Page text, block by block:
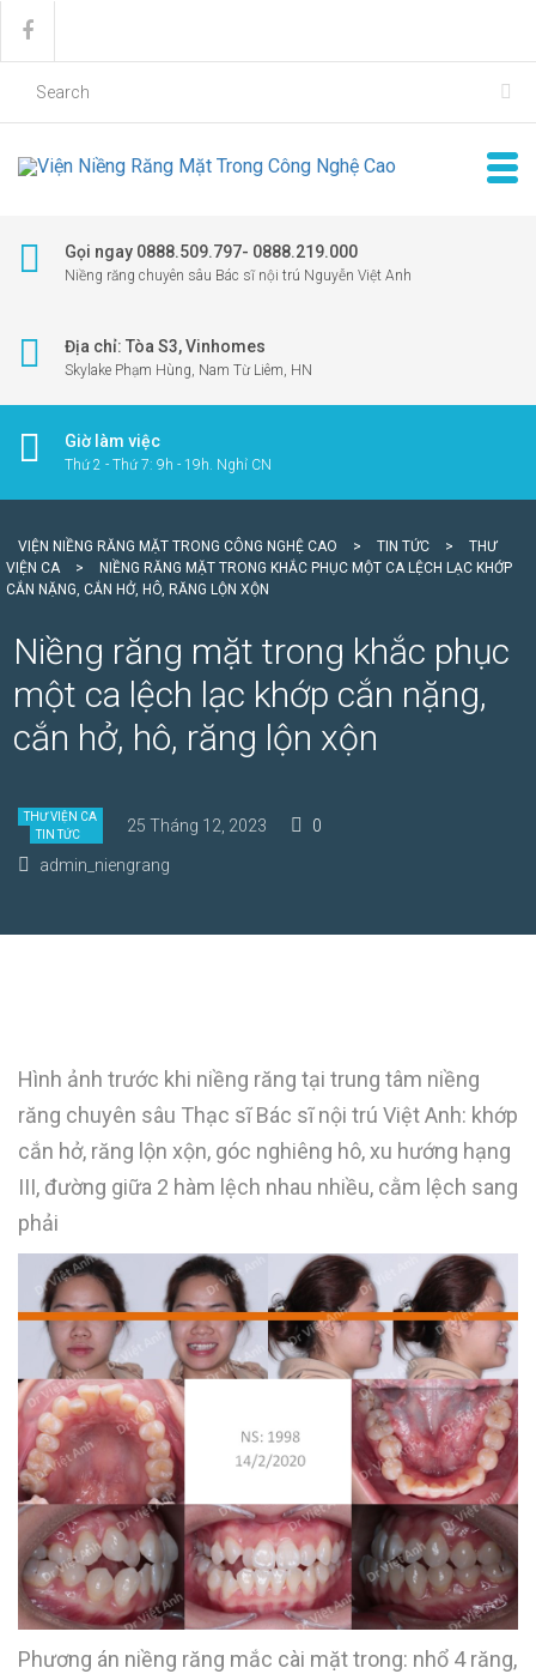
Gọi ngay 0888.509.797- 0888.219.000
Niềng răng chuyên sâu Bác sĩ nội trú Nguyễn Việt Anh
Địa chỉ: Tòa S3, Vinhomes
Skylake Phạm Hùng, Nam Từ Liêm, HN
Giờ làm việc
Thứ 2 - Thứ 7: 9h - 19h. Nghỉ CN
VIỆN NIỀNG RĂNG MẶT TRONG CÔNG NGHỆ CAO > TIN TỨC >
THƯ
VIỆN CA
>
NIỀNG RĂNG MẶT TRONG KHẮC PHỤC MỘT CA LỆCH LẠC KHỚP
CẮN NẶNG, CẮN HỞ, HÔ, RĂNG LỘN XỘN
Niềng răng mặt trong khắc phục
một ca lệch lạc khớp cắn nặng,
cắn hở, hô, răng lộn xộn
THƯ VIỆN CA
TIN TỨC
25 Tháng 12, 2023 0
admin_niengrang
Hình ảnh trước khi niềng răng tại trung tâm niềng
răng chuyên sâu Thạc sĩ Bác sĩ nội trú Việt Anh: khớp
cắn hở, răng lộn xộn, góc nghiêng hô, xu hướng hạng
III, đường giữa 2 hàm lệch nhau nhiều, cằm lệch sang
phải
Phương án niềng răng mắc cài mặt trong: nhổ 4 răng,